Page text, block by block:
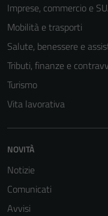
Imprese, commercio e
Mobilità e trasporti
Salute, benessere e
Tributi, finanze e
Turismo
Vita lavorativa
NOVITÀ
Notizie
Comunicati
Avvisi